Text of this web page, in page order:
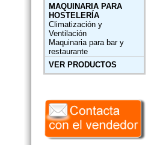
MAQUINARIA PARA
HOSTELERÍA
Climatización y
Ventilación
Maquinaria para bar y
restaurante
VER PRODUCTOS